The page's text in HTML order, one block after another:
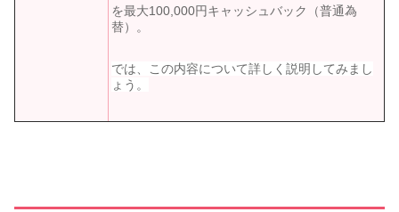
を最大100,000円キャッシュバック（普通為
替）。
では、この内容について詳しく説明してみまし
ょう。